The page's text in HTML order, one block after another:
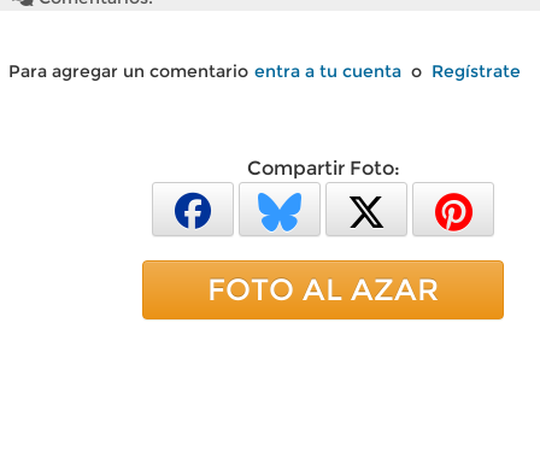
Para agregar un comentario entra a tu cuenta o Regístrate
Compartir Foto:
FOTO AL AZAR